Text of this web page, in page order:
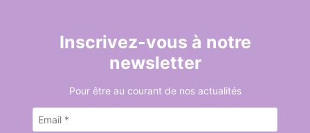
Inscrivez-vous à notre
newsletter
Pour être au courant de nos actualités